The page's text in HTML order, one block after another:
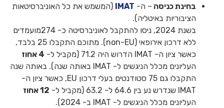
בחינת כניסה – ה- IMAT (המשמש את כל האוניברסיטאות
הציבוריות באיטליה).
בשנת 2024, ניסו להתקבל לאוניברסיטה כ- 274מועמדים
ללא דרכון אירופאי (non-EU). מתוכם התקבלו 25 בלבד,
כאשר ציון ה- IMAT הדרוש היה 71.2 (מקביל ל-
4 אחוז
העליונים מכלל הניגשים ל- IMAT באותה שנה). באותה שנה
התקבלו גם 75 סטודנטים בעלי דרכון EU, כאשר ציון ה-
IMAT שנדרש נע בין 64.6 ל- 63.2 (מקביל ל-
12 אחוז
העליונים מכלל הניגשים ל- IMAT ב- 2024).